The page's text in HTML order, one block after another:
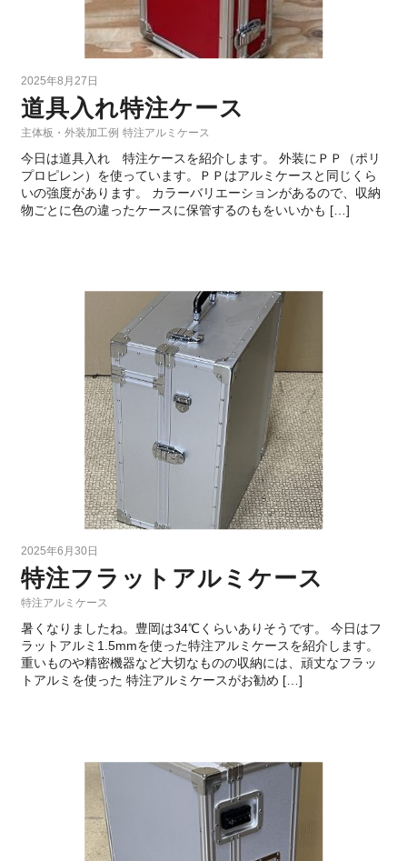
2025年8月27日
道具入れ特注ケース
主体板・外装加工例 特注アルミケース
今日は道具入れ 特注ケースを紹介します。 外装にＰＰ（ポリ
プロピレン）を使っています。ＰＰはアルミケースと同じくら
いの強度があります。 カラーバリエーションがあるので、収納
物ごとに色の違ったケースに保管するのもをいいかも […]
2025年6月30日
特注フラットアルミケース
特注アルミケース
暑くなりましたね。豊岡は34℃くらいありそうです。 今日はフ
ラットアルミ1.5mmを使った特注アルミケースを紹介します。
重いものや精密機器など大切なものの収納には、頑丈なフラッ
トアルミを使った 特注アルミケースがお勧め […]